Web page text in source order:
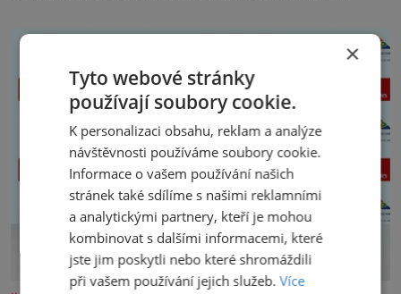
×
Tyto webové stránky
používají soubory cookie.
K personalizaci obsahu, reklam a analýze
návštěvnosti používáme soubory cookie.
Informace o vašem používání našich
stránek také sdílíme s našimi reklamními
a analytickými partnery, kteří je mohou
kombinovat s dalšími informacemi, které
jste jim poskytli nebo které shromáždili
při vašem používání jejich služeb.Více